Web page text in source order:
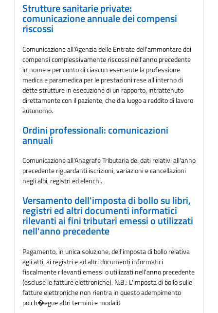
Strutture sanitarie private:
comunicazione annuale dei compensi
riscossi
Comunicazione all'Agenzia delle Entrate dell'ammontare dei
compensi complessivamente riscossi nell'anno precedente
in nome e per conto di ciascun esercente la professione
medica e paramedica per le prestazioni rese all'interno di
dette strutture in esecuzione di un rapporto, intrattenuto
direttamente con il paziente, che dia luogo a reddito di lavoro
autonomo.
Ordini professionali: comunicazioni
annuali
Comunicazione all'Anagrafe Tributaria dei dati relativi all'anno
precedente riguardanti iscrizioni, variazioni e cancellazioni
negli albi, registri ed elenchi.
Versamento dell'imposta di bollo su libri,
registri ed altri documenti informatici
rilevanti ai fini tributari emessi o utilizzati
nell'anno precedente
Pagamento, in unica soluzione, dell'imposta di bollo relativa
agli atti, ai registri e ad altri documenti informatici
fiscalmente rilevanti emessi o utilizzati nell'anno precedente
(escluse le fatture elettroniche). N.B.: L'imposta di bollo sulle
fatture elettroniche non rientra in questo adempimento
poich�egue altri termini e modalit